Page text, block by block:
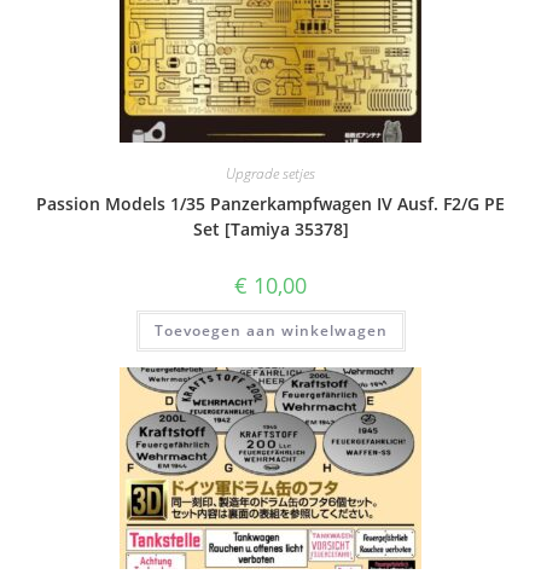
Upgrade setjes
Passion Models 1/35 Panzerkampfwagen IV Ausf. F2/G PE
Set [Tamiya 35378]
€ 10,00
Toevoegen aan winkelwagen